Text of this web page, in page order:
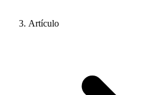
Artículo